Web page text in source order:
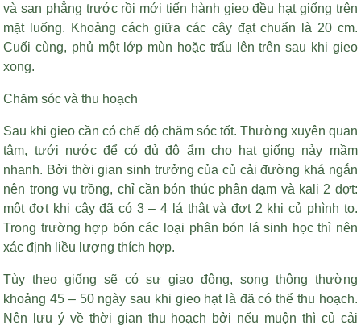
và san phẳng trước rồi mới tiến hành gieo đều hạt giống trên
mặt luống. Khoảng cách giữa các cây đạt chuẩn là 20 cm.
Cuối cùng, phủ một lớp mùn hoặc trấu lên trên sau khi gieo
xong.
Chăm sóc và thu hoạch
Sau khi gieo cần có chế độ chăm sóc tốt. Thường xuyên quan
tâm, tưới nước để có đủ độ ẩm cho hạt giống nảy mầm
nhanh. Bởi thời gian sinh trưởng của củ cải đường khá ngắn
nên trong vụ trồng, chỉ cần bón thúc phân đạm và kali 2 đợt:
một đợt khi cây đã có 3 – 4 lá thật và đợt 2 khi củ phình to.
Trong trường hợp bón các loại phân bón lá sinh học thì nên
xác định liều lượng thích hợp.
Tùy theo giống sẽ có sự giao động, song thông thường
khoảng 45 – 50 ngày sau khi gieo hạt là đã có thể thu hoạch.
Nên lưu ý về thời gian thu hoạch bởi nếu muộn thì củ cải